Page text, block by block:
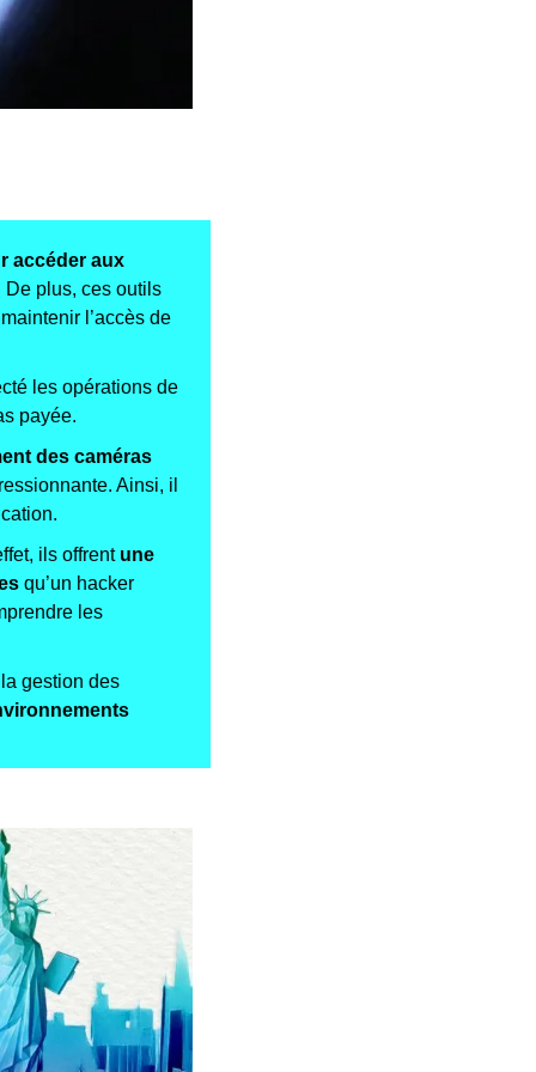
accéder aux
De plus, ces outils
l’accès de
les opérations de
payée.
des caméras
Ainsi, il
ils offrent une
qu’un hacker
les
gestion des